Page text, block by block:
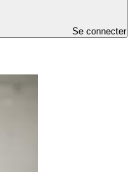
Se connecter